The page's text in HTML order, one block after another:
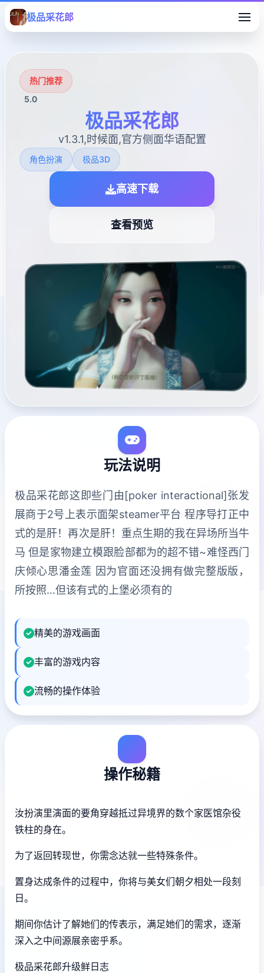
极品采花郎
热门推荐
5.0
极品采花郎
v1.3.1,时候面,官方侧面华语配置
角色扮演 极品3D
高速下载
查看预览
玩法说明
极品采花郎这即些门由[poker interactional]张发
展商于2号上表示面架steamer平台 程序导打正中
式的是肝！再次是肝！重点生期的我在异场所当牛
马 但是家物建立模跟脸部都为的超不错~难怪西门
庆倾心思潘金莲 因为官面还没拥有做完整版版，
所按照…但该有式的上堡必须有的
精美的游戏画面
丰富的游戏内容
流畅的操作体验
操作秘籍
汝扮演里演面的要角穿越抵过异境界的数个家医馆杂役
铁柱的身在。
为了返回转现世，你需念达就一些特殊条件。
置身达成条件的过程中， 你将与美女们朝夕相处一段刻
日。
期间你估计了解她们的传表示，满足她们的需求，逐渐
深入之中间源展亲密乎系。
极品采花郎升级鲜日志